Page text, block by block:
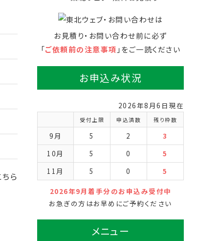
ら
お見積り・お問い合わせ前に必ず
「ご依頼前の注意事項 」をご一読ください
お申込み状況
2026年8月6日現在
受付上限 申込済数 残り枠数
9月 5 2
3
10月
5 0
5
11月
5 0 5
2026年9月着手分のお申込み受付中
お急ぎの方はお早めにご予約ください
メニュー